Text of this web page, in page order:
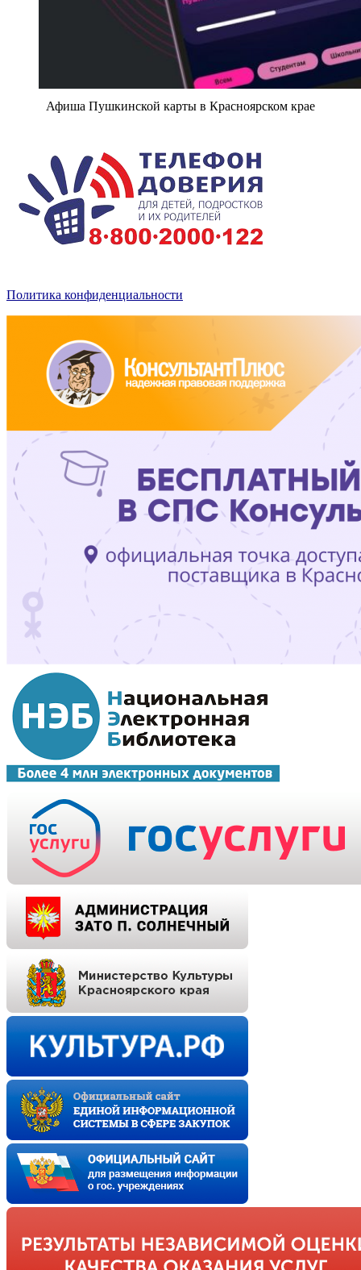
Афиша Пушкинской карты в Красноярском крае
Политика конфиденциальности